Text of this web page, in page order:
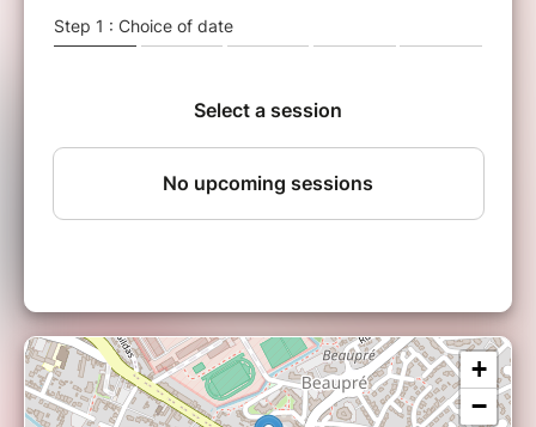
est obligatoire car il y a peu de place !
Le solde se fera sur place en chèque ou en
espèces, je ne prends pas la CB!
+
−